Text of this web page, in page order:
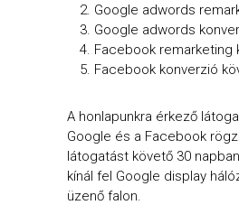
Google adwords
Google adwords
Facebook remarketing
Facebook konverzió
A honlapunkra érkező
Google és a Facebook
látogatást követő 30
kínál fel Google display
üzenő falon.